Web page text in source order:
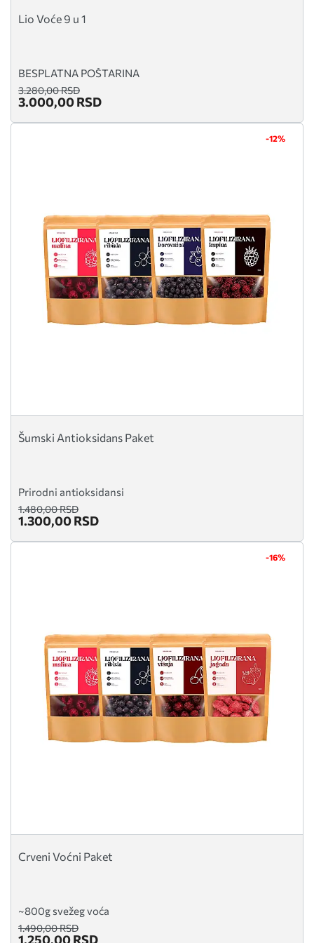
Lio Voće 9 u 1
BESPLATNA POŠTARINA
3.280,00 RSD
3.000,00 RSD
-12%
Šumski Antioksidans Paket
Prirodni antioksidansi
1.480,00 RSD
1.300,00 RSD
-16%
Crveni Voćni Paket
~800g svežeg voća
1.490,00 RSD
1.250,00 RSD